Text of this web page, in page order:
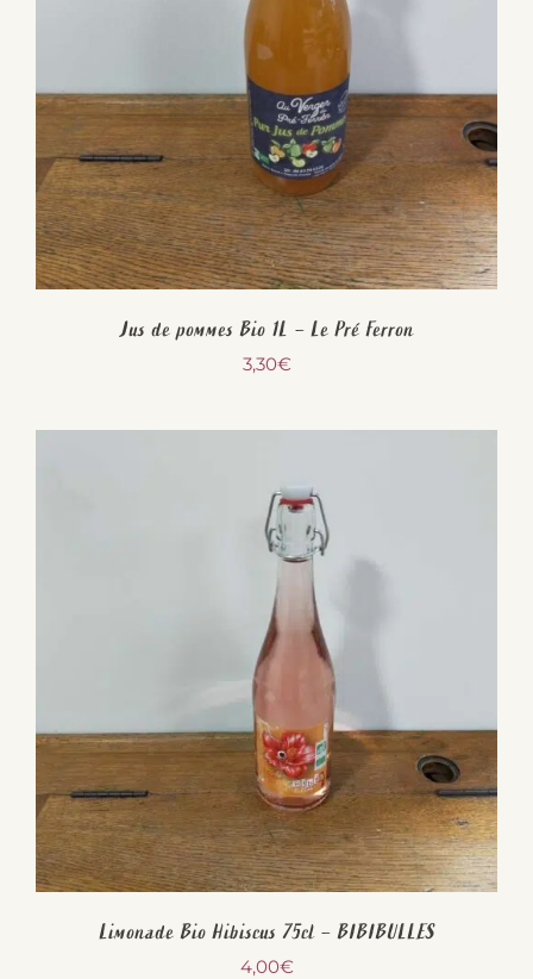
Jus de pommes Bio 1L – Le Pré Ferron
3,30€
Limonade Bio Hibiscus 75cl – BIBIBULLES
4,00€